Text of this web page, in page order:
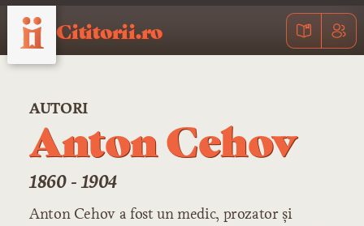
Cititorii.ro
AUTORI
Anton Cehov
1860 - 1904
Anton Cehov a fost un medic, prozator și